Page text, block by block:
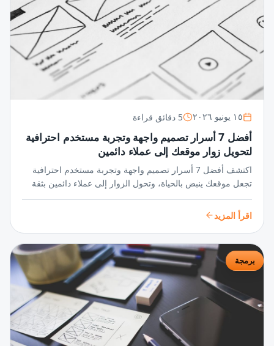
١٥ يونيو ٢٠٢٦ 5 دقائق قراءة
أفضل 7 أسرار تصميم واجهة وتجربة مستخدم احترافية
لتحويل زوار موقعك إلى عملاء دائمين
اكتشف أفضل 7 أسرار تصميم واجهة وتجربة مستخدم احترافية
تجعل موقعك ينبض بالحياة، وتحول الزوار إلى عملاء دائمين بثقة
اقرأ المزيد
برمجة